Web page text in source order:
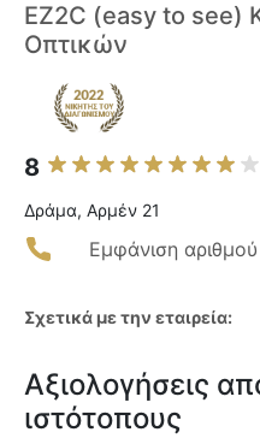
EZ2C (easy to see)
Οπτικών
8
Δράμα, Αρμέν 21
Εμφάνιση
Σχετικά με την εταιρεία:
Αξιολογήσεις
ιστότοπους